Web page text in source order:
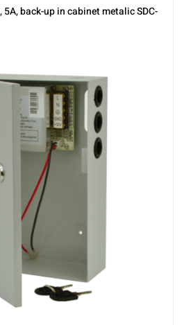
back-up in cabinet metalic SDC-